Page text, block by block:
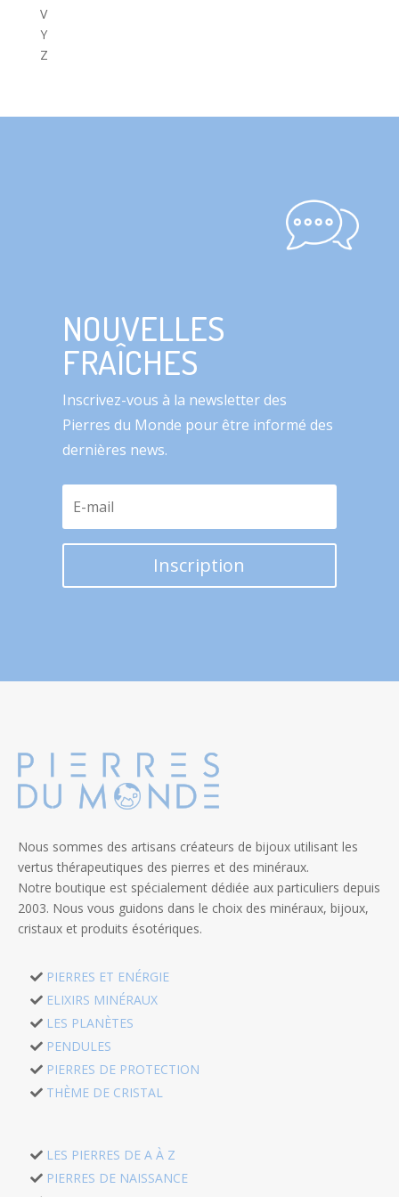
V
Y
Z
NOUVELLES
FRAÎCHES
Inscrivez-vous à la newsletter des
Pierres du Monde pour être informé des
dernières news.
Inscription
Nous sommes des artisans créateurs de bijoux utilisant les
vertus thérapeutiques des pierres et des minéraux.
Notre boutique est spécialement dédiée aux particuliers depuis
2003. Nous vous guidons dans le choix des minéraux, bijoux,
cristaux et produits ésotériques.
PIERRES ET ENÉRGIE
ELIXIRS MINÉRAUX
LES PLANÈTES
PENDULES
PIERRES DE PROTECTION
THÈME DE CRISTAL
LES PIERRES DE A À Z
PIERRES DE NAISSANCE